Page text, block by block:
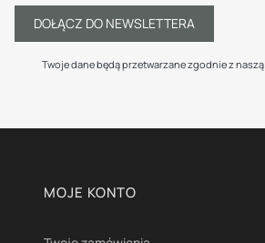
DOŁĄCZ DO NEWSLETTERA
Twoje dane będą przetwarzane zgodnie z naszą
Linki w stopce
MOJE KONTO